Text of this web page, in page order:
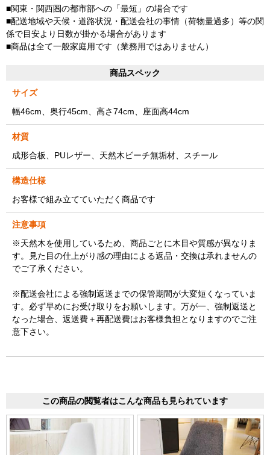
■関東・関西圏の都市部への「最短」の場合です
■配送地域や天候・道路状況・配送会社の事情（荷物量過多）等の関
係で目安より日数が掛かる場合があります
■商品は全て一般家庭用です（業務用ではありません）
商品スペック
サイズ
幅46cm、奥行45cm、高さ74cm、座面高44cm
材質
成形合板、PUレザー、天然木ビーチ無垢材、スチール
構造仕様
お客様で組み立てていただく商品です
注意事項
※天然木を使用しているため、商品ごとに木目や質感が異なりま
す。見た目の仕上がり感の理由による返品・交換は承れませんの
でご了承ください。
※配送会社による強制返送までの保管期間が大変短くなっていま
す。必ず早めにお受け取りをお願いします。万が一、強制返送と
なった場合、返送費＋再配送費はお客様負担となりますのでご注
意下さい。
この商品の閲覧者はこんな商品も見られています